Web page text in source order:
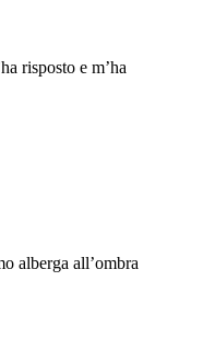
risposto e m’ha
alberga all’ombra